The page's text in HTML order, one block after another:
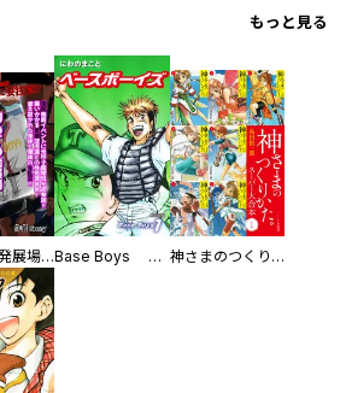
もっと見る
初めての発展場 【白抜き修正版】 Base Boys 新装版 神さまのつくりかた。スーパー大合本